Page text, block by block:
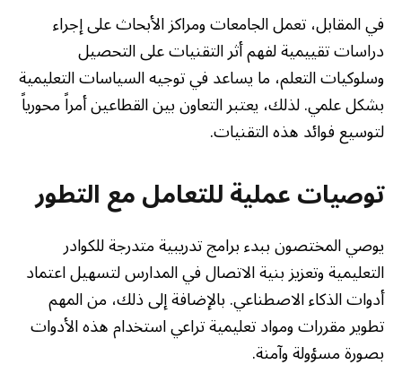
في المقابل، تعمل الجامعات ومراكز الأبحاث على إجراء
دراسات تقييمية لفهم أثر التقنيات على التحصيل
وسلوكيات التعلم، ما يساعد في توجيه السياسات التعليمية
بشكل علمي. لذلك، يعتبر التعاون بين القطاعين أمراً محورياً
لتوسيع فوائد هذه التقنيات.
توصيات عملية للتعامل مع التطور
يوصي المختصون ببدء برامج تدريبية متدرجة للكوادر
التعليمية وتعزيز بنية الاتصال في المدارس لتسهيل اعتماد
أدوات الذكاء الاصطناعي. بالإضافة إلى ذلك، من المهم
تطوير مقررات ومواد تعليمية تراعي استخدام هذه الأدوات
بصورة مسؤولة وآمنة.